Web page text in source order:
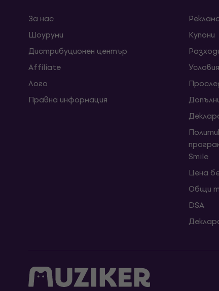
За нас
Шоуруми
Дистрибуционен център
Affiliate
Лого
Правна информация
Kупони
Smile
Цена
Общи
DSA